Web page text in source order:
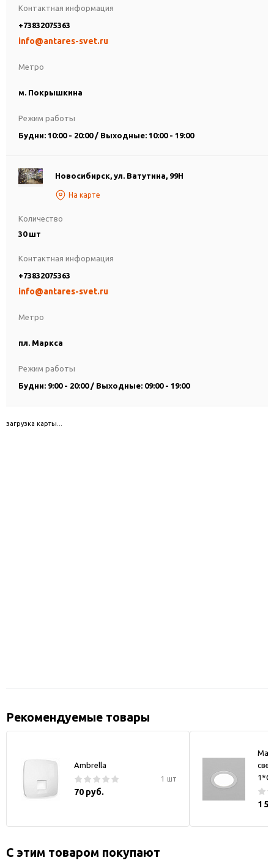
Метро
м. Покрышкина
Контактная информация
+73832075363
info@antares-svet.ru
Режим работы
Будни: 10:00 - 20:00 / Выходные: 10:00 - 19:00
Новосибирск, ул. Ватутина, 99Н
На карте
Количество
30 шт
Метро
пл. Маркса
Контактная информация
+73832075363
info@antares-svet.ru
Режим работы
Будни: 9:00 - 20:00 / Выходные: 09:00 - 19:00
загрузка карты...
Рекомендуемые товары
Ambrella
1 шт
70 руб.
1
С этим товаром покупают